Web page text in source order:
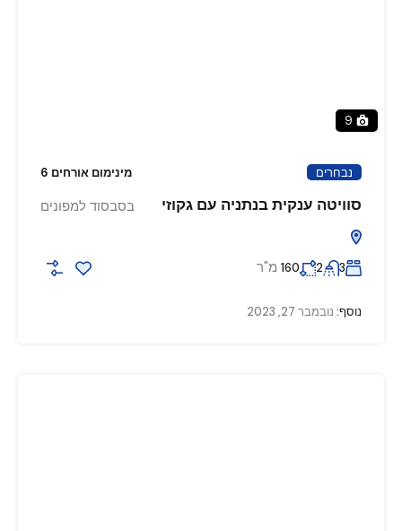
9
נבחרים מינימום אורחים 6
סוויטה ענקית בנתניה עם גקוזי בסבסוד למפונים
3
2
160 מ"ר
נוסף: נובמבר 27, 2023